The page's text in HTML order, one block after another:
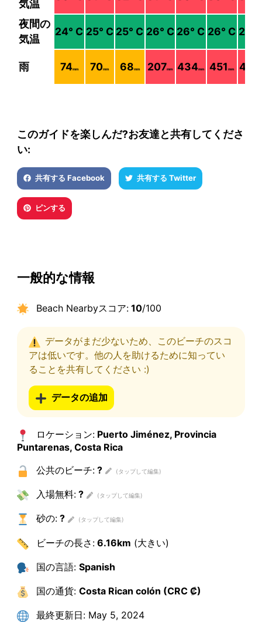
気温
夜間の
気温
24° C 25° C 25° C 26° C 26° C 26° C 26
雨 74mm 70mm 68mm 207mm 434mm 451mm 469
このガイドを楽しんだ?お友達と共有してくださ
い:
共有する Facebook 共有する Twitter
ピンする
一般的な情報
Beach Nearbyスコア:10/100
データがまだ少ないため、このビーチのスコ
アは低いです。他の人を助けるために知ってい
ることを共有してください :)
データの追加
ロケーション:Puerto Jiménez, Provincia
Puntarenas, Costa Rica
公共のビーチ:?
入場無料:?
砂の:?
ビーチの長さ:6.16km (大きい)
国の言語: Spanish
国の通貨: Costa Rican colón (CRC ₡)
最終更新日:May 5, 2024